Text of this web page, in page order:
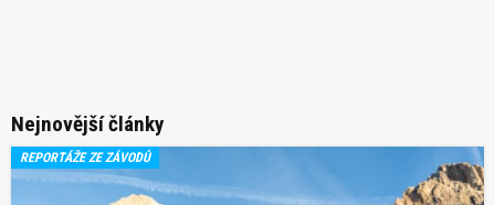
Nejnovější články
REPORTÁŽE ZE ZÁVODŮ